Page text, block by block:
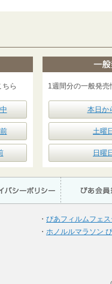
ら 1週間分の一般発売
本日か
土曜
日曜
・ ぴあフィルムフェス
・ ホノルルマラソン